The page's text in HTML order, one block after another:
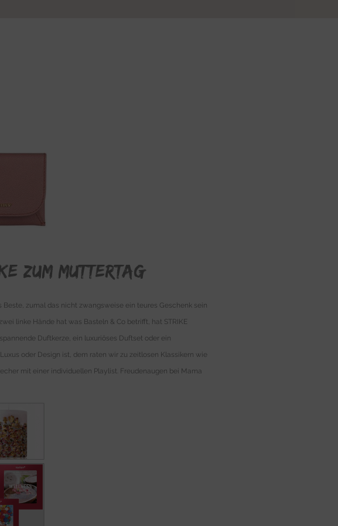
zum Muttertag
zumal das nicht zwangsweise ein teures Geschenk sein
linke Hände hat was Basteln & Co betrifft, hat STRIKE
Duftkerze, ein luxuriöses Duftset oder ein
oder Design ist, dem raten wir zu zeitlosen Klassikern wie
mit einer individuellen Playlist. Freudenaugen bei Mama